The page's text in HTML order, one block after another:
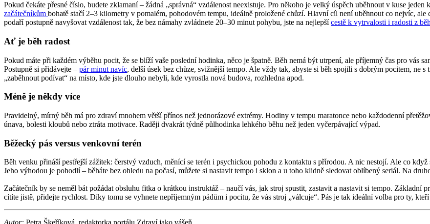
Pokud čekáte přesné číslo, budete zklamaní – žádná „správná“ vzdálenost neexistuje. Pro někoho je velký úspěch uběhnout v kuse
začátečníkům bohatě stačí 2–3 kilometry v pomalém, pohodovém tempu, ideálně proložené chůzí. Hlavní cíl není uběhnout co nejvíc,
podaří postupně navyšovat vzdálenost tak, že bez námahy zvládnete 20–30 minut pohybu, jste na nejlepšícestě k vytrvalosti i radosti z
Ať je běh radost
Pokud máte při každém výběhu pocit, že se blíží vaše poslední hodinka, něco je špatně. Běh nemá být utrpení, ale příjemný čas pro vás
Postupně si přidávejte – pár minut navíc, delší úsek bez chůze, svižnější tempo. Ale vždy tak, abyste si běh spojili s dobrým pocitem, ne
„zaběhnout podívat“ na místo, kde jste dlouho nebyli, kde vyrostla nová budova, rozhledna apod.
Méně je někdy více
Pravidelný, mírný běh má pro zdraví mnohem větší přínos než jednorázové extrémy. Hodiny v tempu maratonce nebo každodenní
únava, bolesti kloubů nebo ztráta motivace. Raději dvakrát týdně půlhodinka lehkého běhu než jeden vyčerpávající výpad.
Běžecký pás versus venkovní terén
Běh venku přináší pestřejší zážitek: čerstvý vzduch, měnící se terén i psychickou pohodu z kontaktu s přírodou. A nic nestojí. Ale co
Jeho výhodou je pohodlí – běháte bez ohledu na počasí, můžete si nastavit tempo i sklon a u toho klidně sledovat oblíbený seriál. Na
Začátečník by se neměl bát požádat obsluhu fitka o krátkou instruktáž – naučí vás, jak stroj spustit, zastavit a nastavit si tempo.
cítíte jistě, přidejte rychlost. Díky tomu se vyhnete nepříjemným pádům i pocitu, že vás stroj „válcuje“. Pás je tak ideální volba pro ty,